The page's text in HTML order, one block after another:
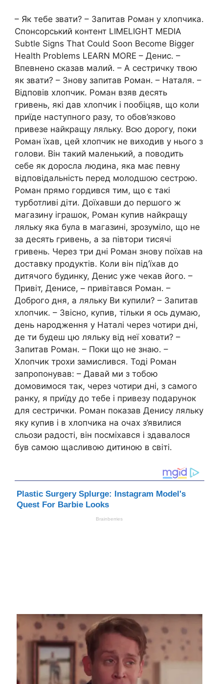
– Як тебе звати? – Запитав Роман у хлопчика.
Спонсорський контент LIMELIGHT MEDIA
Subtle Signs That Could Soon Become Bigger
Health Problems LEARN MORE – Денис. –
Впевнено сказав малий. – А сестричку твою
як звати? – Знову запитав Роман. – Наталя. –
Відповів хлопчик. Роман взяв десять
гривень, які дав хлопчик і пообіцяв, що коли
приїде наступного разу, то обов’язково
привезе найкращу ляльку. Всю дорогу, поки
Роман їхав, цей хлопчик не виходив у нього з
голови. Він такий маленький, а поводить
себе як доросла людина, яка має певну
відповідальність перед молодшою сестрою.
Роман прямо гордився тим, що є такі
турботливі діти. Доїхавши до першого ж
магазину іграшок, Роман купив найкращу
ляльку яка була в магазині, зрозуміло, що не
за десять гривень, а за півтори тисячі
гривень. Через три дні Роман знову поїхав на
доставку продуктів. Коли він під’їхав до
дитячого будинку, Денис уже чекав його. –
Привіт, Денисе, – привітався Роман. –
Доброго дня, а ляльку Ви купили? – Запитав
хлопчик. – Звісно, купив, тільки я ось думаю,
день народження у Наталі через чотири дні,
де ти будеш цю ляльку від неї ховати? –
Запитав Роман. – Поки що не знаю. –
Хлопчик трохи замислився. Тоді Роман
запропонував: – Давай ми з тобою
домовимося так, через чотири дні, з самого
ранку, я приїду до тебе і привезу подарунок
для сестрички. Роман показав Денису ляльку
яку купив і в хлопчика на очах з’явилися
сльози радості, він посміхався і здавалося
був самою щасливою дитиною в світі.